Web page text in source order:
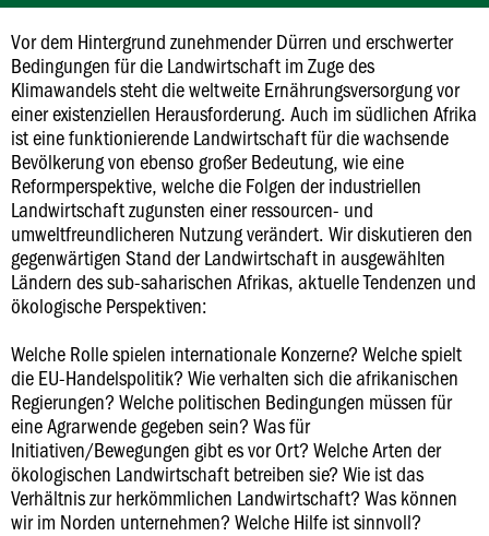
Vor dem Hintergrund zunehmender Dürren und erschwerter
Bedingungen für die Landwirtschaft im Zuge des
Klimawandels steht die weltweite Ernährungsversorgung vor
einer existenziellen Herausforderung. Auch im südlichen Afrika
ist eine funktionierende Landwirtschaft für die wachsende
Bevölkerung von ebenso großer Bedeutung, wie eine
Reformperspektive, welche die Folgen der industriellen
Landwirtschaft zugunsten einer ressourcen- und
umweltfreundlicheren Nutzung verändert. Wir diskutieren den
gegenwärtigen Stand der Landwirtschaft in ausgewählten
Ländern des sub-saharischen Afrikas, aktuelle Tendenzen und
ökologische Perspektiven:
Welche Rolle spielen internationale Konzerne? Welche spielt
die EU-Handelspolitik? Wie verhalten sich die afrikanischen
Regierungen? Welche politischen Bedingungen müssen für
eine Agrarwende gegeben sein? Was für
Initiativen/Bewegungen gibt es vor Ort? Welche Arten der
ökologischen Landwirtschaft betreiben sie? Wie ist das
Verhältnis zur herkömmlichen Landwirtschaft? Was können
wir im Norden unternehmen? Welche Hilfe ist sinnvoll?